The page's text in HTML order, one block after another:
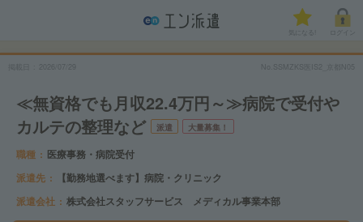
気になる!
No.SSMZKS医IS2_京都N05
≪無資格でも月収22.4万円～≫病院で受付や
カルテの整理など
派遣 大量募集！
職種
医療事務・病院受付
派遣先
【勤務地選べます】病院・クリニック
派遣会社
株式会社スタッフサービス メディカル事業本部